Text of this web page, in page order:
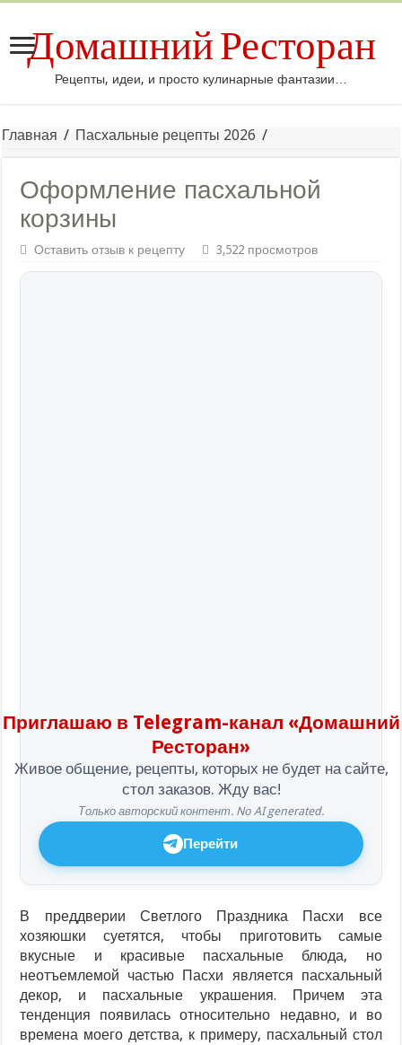
Домашний Ресторан
Рецепты, идеи, и просто кулинарные фантазии…
Главная / Пасхальные рецепты 2026 /
Оформление пасхальной
корзины
Оставить отзыв к рецепту 3,522 просмотров
Приглашаю в Telegram-канал «Домашний
Ресторан»
Живое общение, рецепты, которых не будет на сайте,
стол заказов. Жду вас!
Только авторский контент. No AI generated.
Перейти
В преддверии Светлого Праздника Пасхи все
хозяюшки суетятся, чтобы приготовить самые
вкусные и красивые пасхальные блюда, но
неотъемлемой частью Пасхи является пасхальный
декор, и пасхальные украшения. Причем эта
тенденция появилась относительно недавно, и во
времена моего детства, к примеру, пасхальный стол